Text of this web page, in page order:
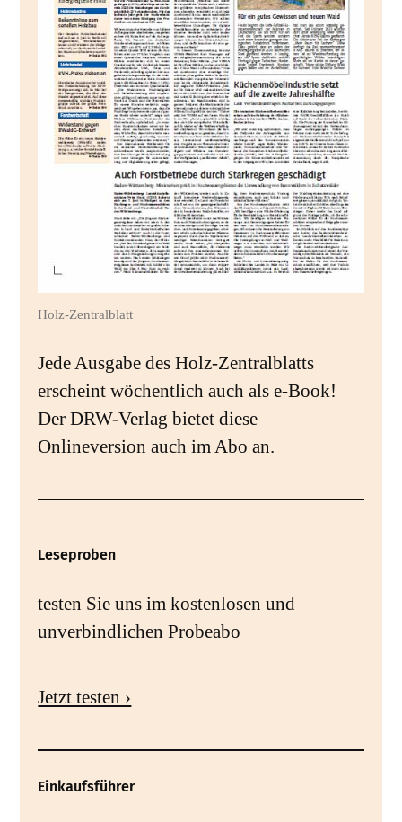
Holz-Zentralblatt
Jede Ausgabe des Holz-Zentralblatts
erscheint wöchentlich auch als e-Book!
Der DRW-Verlag bietet diese
Onlineversion auch im Abo an.
Leseproben
testen Sie uns im kostenlosen und
unverbindlichen Probeabo
Jetzt testen ›
Einkaufsführer